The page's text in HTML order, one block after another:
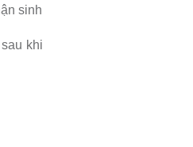
sinh
khi